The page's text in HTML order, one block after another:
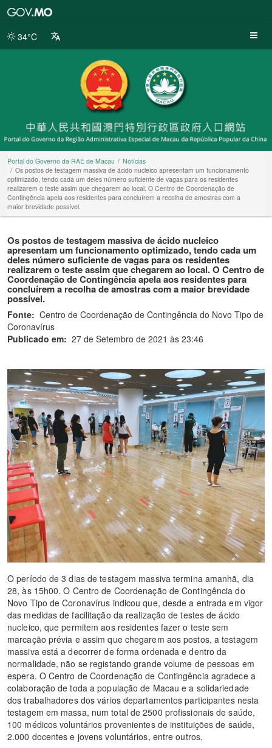
da
34°C
Portal do Governo da RAE de Macau
Notícias
Os postos de testagem massiva de ácido nucleico apresentam um funcionamento
optimizado, tendo cada um deles número suficiente de vagas para os residentes
realizarem o teste assim que chegarem ao local. O Centro de Coordenação de
Contingência apela aos residentes para concluírem a recolha de amostras com a
maior brevidade possível.
Os postos de testagem massiva de ácido nucleico
apresentam um funcionamento optimizado, tendo cada um
deles número suficiente de vagas para os residentes
realizarem o teste assim que chegarem ao local. O Centro de
Coordenação de Contingência apela aos residentes para
concluírem a recolha de amostras com a maior brevidade
possível.
Fonte: Centro de Coordenação de Contingência do Novo Tipo de
Coronavírus
Publicado em: 27 de Setembro de 2021 às 23:46
O período de 3 dias de testagem massiva termina amanhã, dia
28, às 15h00. O Centro de Coordenação de Contingência do
Novo Tipo de Coronavírus indicou que, desde a entrada em vigor
das medidas de facilitação da realização de testes de ácido
nucleico, que permitem aos residentes fazer o teste sem
marcação prévia e assim que chegarem aos postos, a testagem
massiva está a decorrer de forma ordenada e dentro da
normalidade, não se registando grande volume de pessoas em
espera. O Centro de Coordenação de Contingência agradece a
colaboração de toda a população de Macau e a solidariedade
dos trabalhadores dos vários departamentos participantes nesta
testagem em massa, num total de 2500 profissionais de saúde,
100 médicos voluntários provenientes de instituições de saúde,
2.000 docentes e jovens voluntários, entre outros.